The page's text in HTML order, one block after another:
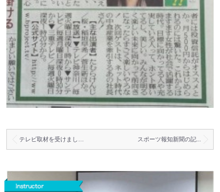
テレビ取材を受けまし… スポーツ報知新聞の記...